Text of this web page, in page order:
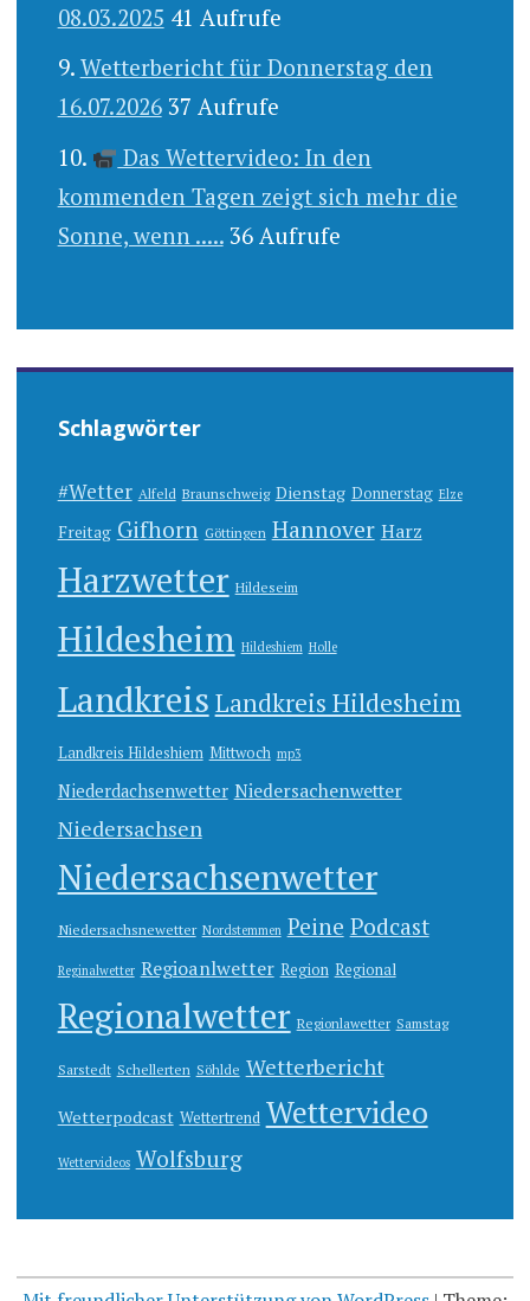
08.03.2025 41 Aufrufe
Wetterbericht für Donnerstag den
16.07.2026 37 Aufrufe
Das Wettervideo: In den
kommenden Tagen zeigt sich mehr die
Sonne, wenn ..... 36 Aufrufe
Schlagwörter
#Wetter Alfeld Braunschweig Dienstag Donnerstag Elze
Freitag Gifhorn Göttingen Hannover Harz
Harzwetter Hildeseim
Hildesheim Hildeshiem Holle
Landkreis Landkreis Hildesheim
Landkreis Hildeshiem Mittwoch mp3
Niederdachsenwetter Niedersachenwetter
Niedersachsen
Niedersachsenwetter
Niedersachsnewetter Nordstemmen Peine Podcast
Reginalwetter Regioanlwetter Region Regional
Regionalwetter Regionlawetter Samstag
Sarstedt Schellerten Söhlde Wetterbericht
Wetterpodcast Wettertrend Wettervideo
Wettervideos Wolfsburg